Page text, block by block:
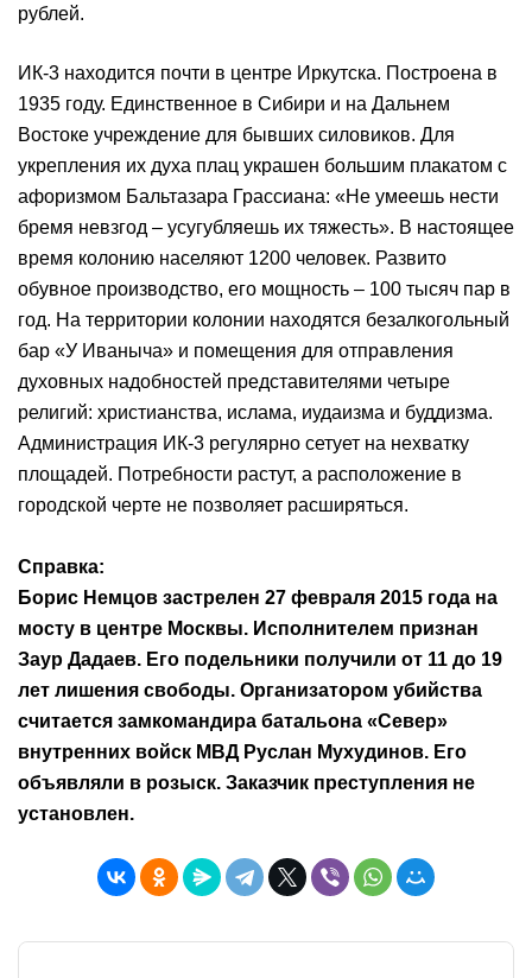
рублей.
ИК-3 находится почти в центре Иркутска. Построена в
1935 году. Единственное в Сибири и на Дальнем
Востоке учреждение для бывших силовиков. Для
укрепления их духа плац украшен большим плакатом с
афоризмом Бальтазара Грассиана: «Не умеешь нести
бремя невзгод – усугубляешь их тяжесть». В настоящее
время колонию населяют 1200 человек. Развито
обувное производство, его мощность – 100 тысяч пар в
год. На территории колонии находятся безалкогольный
бар «У Иваныча» и помещения для отправления
духовных надобностей представителями четыре
религий: христианства, ислама, иудаизма и буддизма.
Администрация ИК-3 регулярно сетует на нехватку
площадей. Потребности растут, а расположение в
городской черте не позволяет расширяться.
Справка:
Борис Немцов застрелен 27 февраля 2015 года на
мосту в центре Москвы. Исполнителем признан
Заур Дадаев. Его подельники получили от 11 до 19
лет лишения свободы. Организатором убийства
считается замкомандира батальона «Север»
внутренних войск МВД Руслан Мухудинов. Его
объявляли в розыск. Заказчик преступления не
установлен.